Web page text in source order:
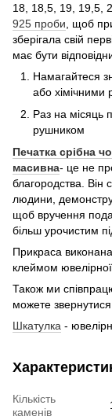
18, 18,5, 19, 19,5,
925 проби , щоб
зберігала свій
має бути
Намагайтеся
або хімічними
Раз на місяць
рушником
Печатка срібна
масивна- це не
благородства. Він
людини,
щоб вручення
більш урочистим
Прикраса
клеймом
Також ми
можете
Шкатулка -
Кількість
каменів